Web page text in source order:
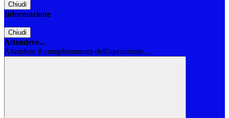
Chiudi
Informazione
Chiudi
Attendere...
Attendere il completamento dell'operazione...